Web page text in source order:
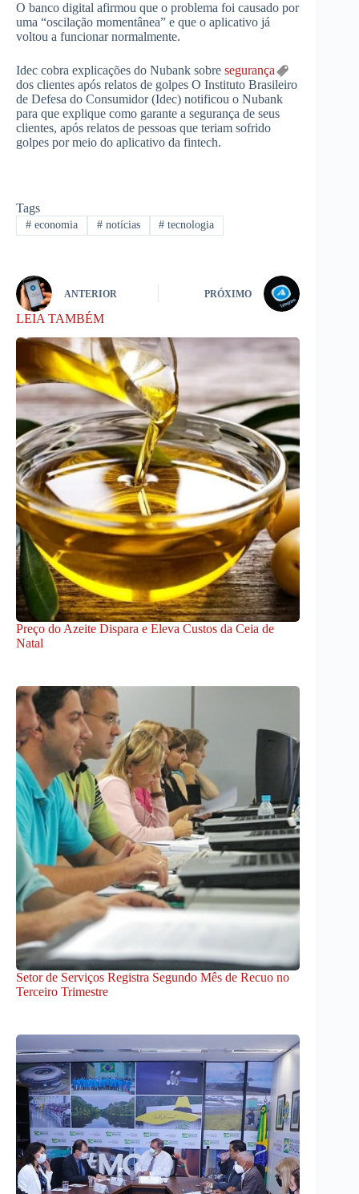
O banco digital afirmou que o problema foi causado por
uma “oscilação momentânea” e que o aplicativo já
voltou a funcionar normalmente.
Idec cobra explicações do Nubank sobre segurança
dos clientes após relatos de golpes O Instituto Brasileiro
de Defesa do Consumidor (Idec) notificou o Nubank
para que explique como garante a segurança de seus
clientes, após relatos de pessoas que teriam sofrido
golpes por meio do aplicativo da fintech.
Tags
#economia #notícias # tecnologia
ANTERIOR PRÓXIMO
LEIA TAMBÉM
Preço do Azeite Dispara e Eleva Custos da Ceia de
Natal
Setor de Serviços Registra Segundo Mês de Recuo no
Terceiro Trimestre